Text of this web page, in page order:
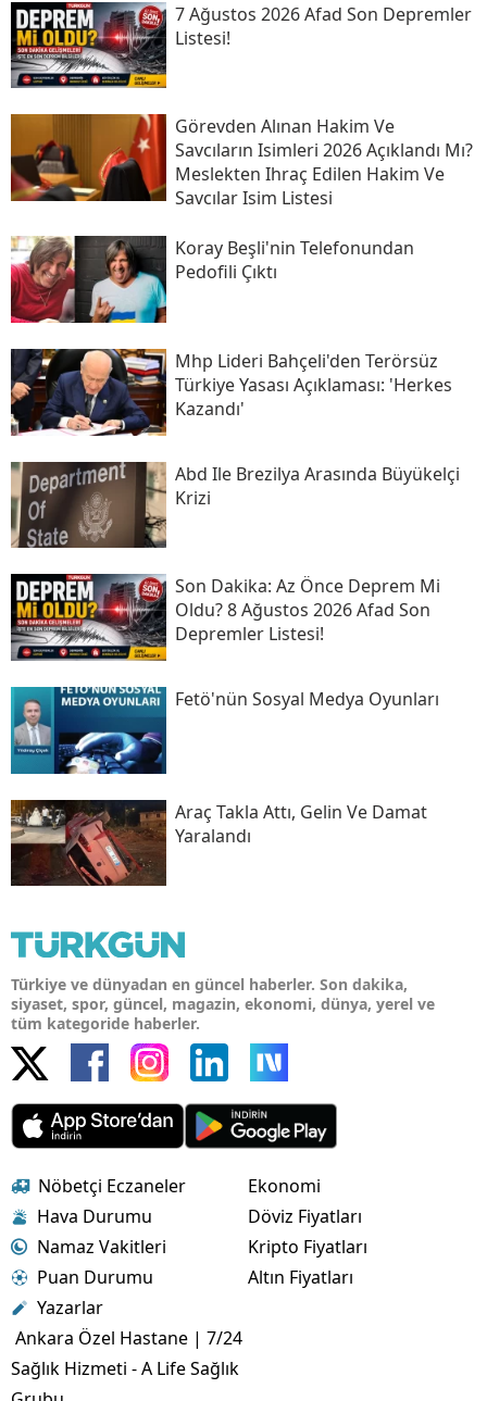
7 Ağustos 2026 Afad Son Depremler
Listesi!
Görevden Alınan Hakim Ve
Savcıların Isimleri 2026 Açıklandı Mı?
Meslekten Ihraç Edilen Hakim Ve
Savcılar Isim Listesi
Koray Beşli'nin Telefonundan
Pedofili Çıktı
Mhp Lideri Bahçeli'den Terörsüz
Türkiye Yasası Açıklaması: 'herkes
Kazandı'
Abd Ile Brezilya Arasında Büyükelçi
Krizi
Son Daki̇ka: Az Önce Deprem Mi
Oldu? 8 Ağustos 2026 Afad Son
Depremler Listesi!
Fetö'nün Sosyal Medya Oyunları
Araç Takla Attı, Gelin Ve Damat
Yaralandı
Türkiye ve dünyadan en güncel haberler. Son dakika,
siyaset, spor, güncel, magazin, ekonomi, dünya, yerel ve
tüm kategoride haberler.
Nöbetçi Eczaneler
Hava Durumu
Namaz Vakitleri
Puan Durumu
Yazarlar
Ankara Özel Hastane | 7/24
Sağlık Hizmeti - A Life Sağlık
Ekonomi
Döviz Fiyatları
Kripto Fiyatları
Altın Fiyatları